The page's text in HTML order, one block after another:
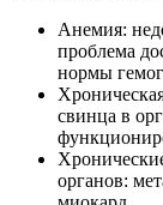
Анемия:
проблема
нормы
свинца в
органов: